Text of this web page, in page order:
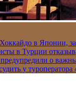
в Японии,
в Турции
о
у